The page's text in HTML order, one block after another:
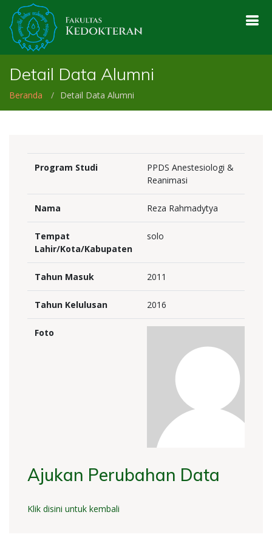
Detail Data Alumni
Beranda Detail Data Alumni
Program Studi
PPDS Anestesiologi &
Reanimasi
Nama Reza Rahmadytya
Tempat
Lahir/Kota/Kabupaten
solo
Tahun Masuk 2011
Tahun Kelulusan 2016
Foto
Ajukan Perubahan Data
Klik disini untuk kembali